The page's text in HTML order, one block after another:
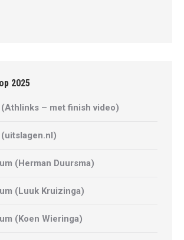
2025
(Athlinks – met finish video)
(Herman Duursma)
(Luuk Kruizinga)
(Koen Wieringa)